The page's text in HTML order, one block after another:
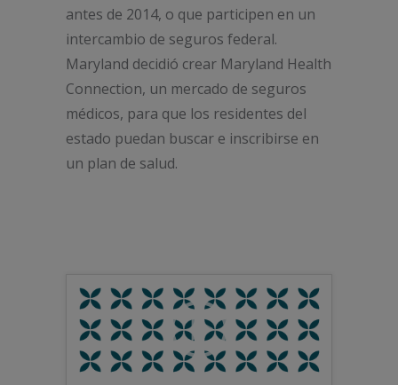
antes de 2014, o que participen en un
intercambio de seguros federal.
Maryland decidió crear Maryland Health
Connection, un mercado de seguros
médicos, para que los residentes del
estado puedan buscar e inscribirse en
un plan de salud.